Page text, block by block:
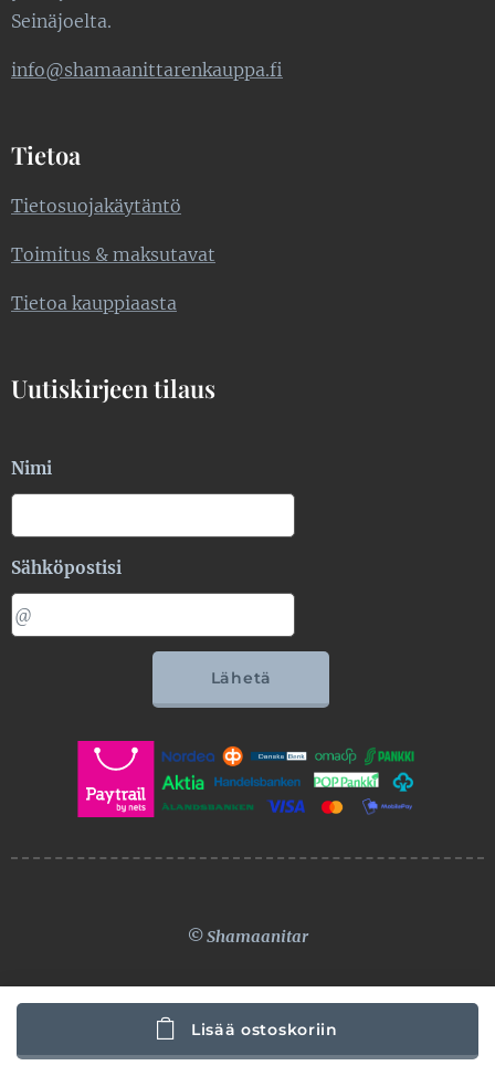
Lisää ostoskoriin
Seinäjoelta.
info@shamaanittarenkauppa.fi
Tietoa
Tietosuojakäytäntö
Toimitus & maksutavat
Tietoa kauppiaasta
Uutiskirjeen tilaus
Nimi
Sähköpostisi
Lähetä
© Shamaanitar